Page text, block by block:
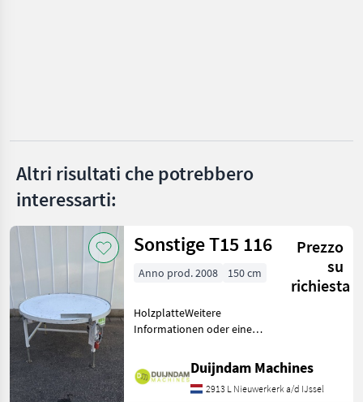
Clemens
Ero
Mostra
tutti
MARKETPLACE
Marketplace
Offerte dei
rivenditori
Annunci
Altri risultati che potrebbero
interessarti:
Sonstige T15 116
Prezzo
su
richiesta
Anno prod. 2008 150 cm
HolzplatteWeitere
Informationen oder eine
Fragen Sie das einfach und
schnell an auf unsere
Duijndam Machines
Duijndam Machines
2913 L Nieuwerkerk a/d IJssel